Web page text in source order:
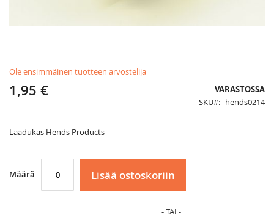
Ole ensimmäinen tuotteen arvostelija
1,95 €
VARASTOSSA
SKU
hends0214
Laadukas Hends Products
Määrä Lisää ostoskoriin
to
the
beginning
the
images